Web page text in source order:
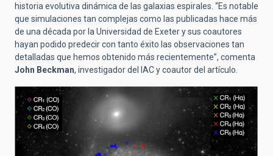
historia evolutiva dinámica de las galaxias espirales. “Es notable
que simulaciones tan complejas como las publicadas hace más
de una década por la Universidad de Exeter y sus coautores
hayan podido predecir con tanto éxito las observaciones tan
detalladas que hemos obtenido más recientemente”, comenta
John Beckman, investigador del IAC y coautor del artículo.